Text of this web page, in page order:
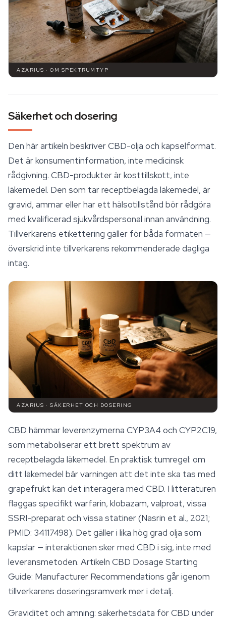
AZARIUS · OM SPEKTRUMTYP
Säkerhet och dosering
Den här artikeln beskriver CBD-olja och kapselformat.
Det är konsumentinformation, inte medicinsk
rådgivning. CBD-produkter är kosttillskott, inte
läkemedel. Den som tar receptbelagda läkemedel, är
gravid, ammar eller har ett hälsotillstånd bör rådgöra
med kvalificerad sjukvårdspersonal innan användning.
Tillverkarens etikettering gäller för båda formaten —
överskrid inte tillverkarens rekommenderade dagliga
intag.
AZARIUS · SÄKERHET OCH DOSERING
CBD hämmar leverenzymerna CYP3A4 och CYP2C19,
som metaboliserar ett brett spektrum av
receptbelagda läkemedel. En praktisk tumregel: om
ditt läkemedel bär varningen att det inte ska tas med
grapefrukt kan det interagera med CBD. I litteraturen
flaggas specifikt warfarin, klobazam, valproat, vissa
SSRI-preparat och vissa statiner (Nasrin et al., 2021;
PMID: 34117498). Det gäller i lika hög grad olja som
kapslar — interaktionen sker med CBD i sig, inte med
leveransmetoden. Artikeln CBD Dosage Starting
Guide: Manufacturer Recommendations går igenom
tillverkarens doseringsramverk mer i detalj.
Graviditet och amning: säkerhetsdata för CBD under